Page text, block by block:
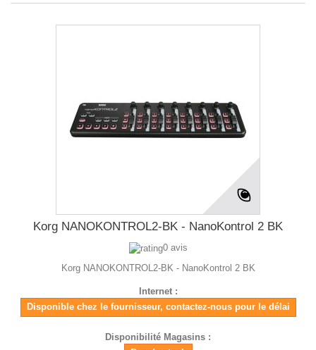
Korg NANOKONTROL2-BK - NanoKontrol 2 BK
0 avis
Korg NANOKONTROL2-BK - NanoKontrol 2 BK
Internet :
Disponible chez le fournisseur, contactez-nous pour le délai
Disponibilité Magasins :